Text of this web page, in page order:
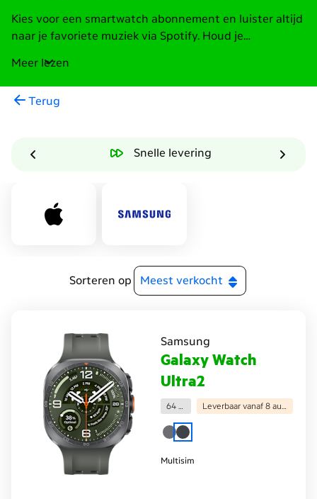
Kies voor een smartwatch abonnement en luister altijd
naar je favoriete muziek via Spotify. Houd je
Whatsapp. Met een multisim smartwatch gebruik je
jouw abonnement volop. Je kan gerust je telefoon
thuis laten en toch bereikbaar blijven op je eigen
met het beste netwerk van Nederland. Vind je Apple
dan een Samsung Galaxy Watch of een Google Pixel
Watch. Met een nieuwe smartwatch ga je verbonden,
Meer lezen
Terug
Snelle levering
Sorteren op
Samsung
Galaxy Watch
Ultra2
Multisim